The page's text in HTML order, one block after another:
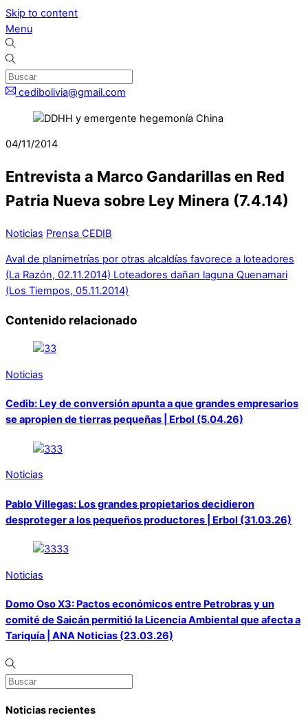
Skip to content
Menu
cedibolivia@gmail.com
04/11/2014
Entrevista a Marco Gandarillas en Red
Patria Nueva sobre Ley Minera (7.4.14)
Noticias Prensa CEDIB
Aval de planimetrías por otras alcaldías favorece a loteadores
(La Razón, 02.11.2014) Loteadores dañan laguna Quenamari
(Los Tiempos, 05.11.2014)
Contenido relacionado
Noticias
Cedib: Ley de conversión apunta a que grandes empresarios
se apropien de tierras pequeñas | Erbol (5.04.26)
Noticias
Pablo Villegas: Los grandes propietarios decidieron
desproteger a los pequeños productores | Erbol (31.03.26)
Noticias
Domo Oso X3: Pactos económicos entre Petrobras y un
comité de Saicán permitió la Licencia Ambiental que afecta a
Tariquía | ANA Noticias (23.03.26)
Noticias recientes